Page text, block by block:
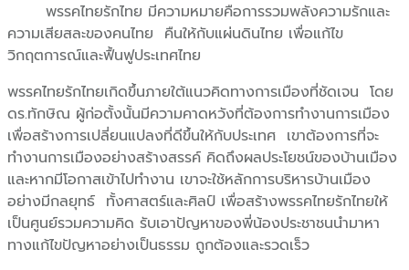
พรรคไทยรักไทย มีความหมายคือการรวมพลังความรักและ
ความเสียสละของคนไทย คืนให้กับแผ่นดินไทย เพื่อแก้ไข
วิกฤตการณ์และฟื้นฟูประเทศไทย
พรรคไทยรักไทยเกิดขึ้นภายใต้แนวคิดทางการเมืองที่ชัดเจน โดย
ดร.ทักษิณ ผู้ก่อตั้งนั้นมีความคาดหวังที่ต้องการทำงานการเมือง
เพื่อสร้างการเปลี่ยนแปลงที่ดีขึ้นให้กับประเทศ เขาต้องการที่จะ
ทำงานการเมืองอย่างสร้างสรรค์ คิดถึงผลประโยชน์ของบ้านเมือง
และหากมีโอกาสเข้าไปทำงาน เขาจะใช้หลักการบริหารบ้านเมือง
อย่างมีกลยุทธ์ ทั้งศาสตร์และศิลป์ เพื่อสร้างพรรคไทยรักไทยให้
เป็นศูนย์รวมความคิด รับเอาปัญหาของพี่น้องประชาชนนำมาหา
ทางแก้ไขปัญหาอย่างเป็นธรรม ถูกต้องและรวดเร็ว